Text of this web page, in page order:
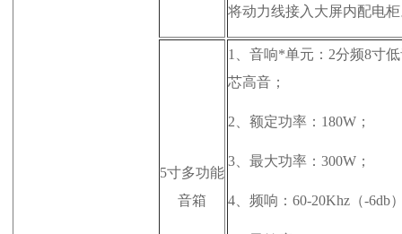
将动力线接入大屏内配电
5寸多功能
音箱
1、 音响*单元：2分频8寸低
芯高音；
2、 额定功率：180W；
3、 最大功率：300W；
4、 频响：60-20Khz（-6db